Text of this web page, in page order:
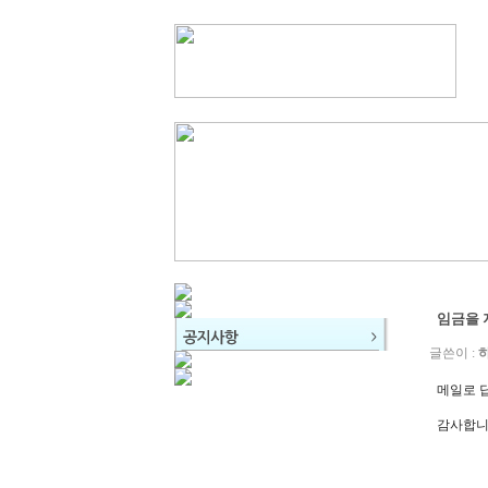
임금을
글쓴이 :
메일로
감사합